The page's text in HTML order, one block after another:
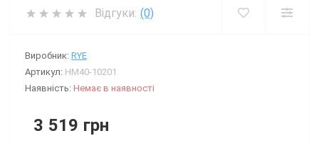
Відгуки: (0)
Виробник: RYE
Артикул: HM40-10201
Наявність: Немає в наявності
3 519 грн